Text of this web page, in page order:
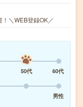
＼WEB登録OK／
50代
60代
男性